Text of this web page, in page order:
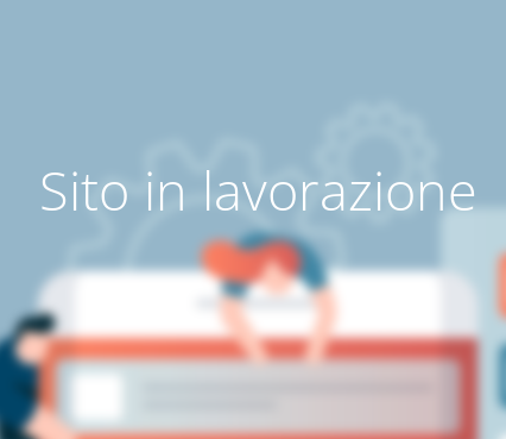
Sito in lavorazione